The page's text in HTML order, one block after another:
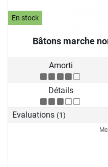
En stock
Bâtons marche
Amorti
Détails
Evaluations (1)